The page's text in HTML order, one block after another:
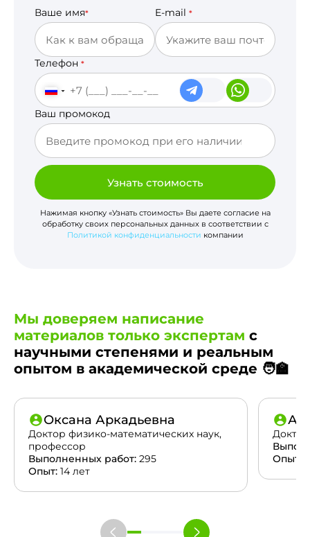
Ваше имя* E-mail *
Телефон *
Ваш промокод
Узнать стоимость
Нажимая кнопку «Узнать стоимость» Вы даете согласие на
обработку своих персональных данных в соответствии с
Политикой конфиденциальности компании
Мы доверяем написание
материалов только экспертам с
научными степенями и реальным
опытом в академической среде 🧑‍🏫
Оксана Аркадьевна
Доктор физико-математических наук,
профессор
Выполненных работ: 295
Опыт: 14 лет
Опыт: